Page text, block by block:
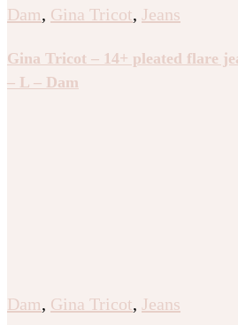
Dam, Gina Tricot, Jeans
Gina Tricot – 14+ pleated flare
– L – Dam
Dam, Gina Tricot, Jeans